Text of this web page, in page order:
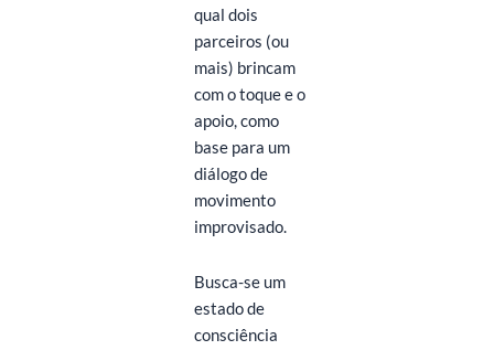
qual dois
parceiros (ou
mais) brincam
com o toque e o
apoio, como
base para um
diálogo de
movimento
improvisado.
Busca-se um
estado de
consciência